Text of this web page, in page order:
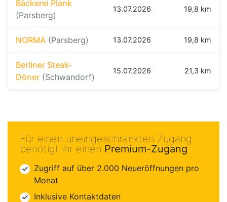
Bäckerei Plank
(Parsberg)
13.07.2026 19,8 km
NORMA (Parsberg) 13.07.2026 19,8 km
Berliner Steak-
Döner (Schwandorf)
15.07.2026 21,3 km
Für einen uneingeschränkten Zugang
benötigt ihr einen Premium-Zugang
Zugriff auf über 2.000 Neueröffnungen pro
Monat
Inklusive Kontaktdaten